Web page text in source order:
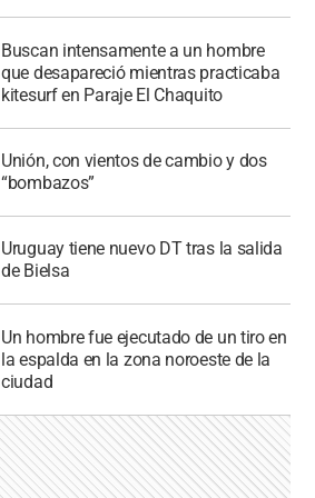
Buscan intensamente a un hombre
que desapareció mientras practicaba
kitesurf en Paraje El Chaquito
Unión, con vientos de cambio y dos
“bombazos”
Uruguay tiene nuevo DT tras la salida
de Bielsa
Un hombre fue ejecutado de un tiro en
la espalda en la zona noroeste de la
ciudad